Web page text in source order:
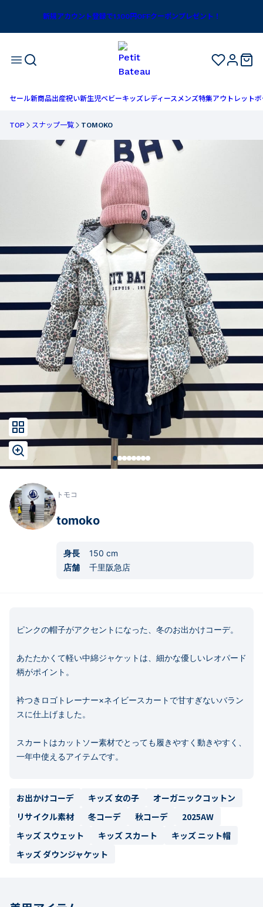
新規アカウント登録で1,100円OFFクーポンプレゼント！
セール新商品出産祝い新生児ベビーキッズ レディースメンズ特集アウトレットボ
TOP スナップ一覧 TOMOKO
トモコ
tomoko
身長 150 cm
店舗
千里阪急店
ピンクの帽子がアクセントになった、冬のお出かけコーデ。
あたたかくて軽い中綿ジャケットは、細かな優しいレオパード
柄がポイント。
衿つきロゴトレーナー×ネイビースカートで甘すぎないバラン
スに仕上げました。
スカートはカットソー素材でとっても履きやすく動きやすく、
一年中使えるアイテムです。
お出かけコーデ キッズ 女の子
オーガニックコットン
リサイクル素材
冬コーデ 秋コーデ
2025AW
キッズ スウェット
キッズ スカート
キッズ ニット帽
キッズ ダウンジャケット